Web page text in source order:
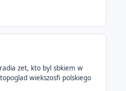
zet, kto byl sbkiem w
wiekszosfi polskiego